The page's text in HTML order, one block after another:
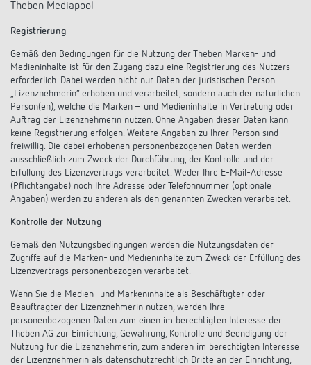
Theben Mediapool
Registrierung
Gemäß den Bedingungen für die Nutzung der Theben Marken- und
Medieninhalte ist für den Zugang dazu eine Registrierung des Nutzers
erforderlich. Dabei werden nicht nur Daten der juristischen Person
„Lizenznehmerin“ erhoben und verarbeitet, sondern auch der natürlichen
Person(en), welche die Marken – und Medieninhalte in Vertretung oder
Auftrag der Lizenznehmerin nutzen. Ohne Angaben dieser Daten kann
keine Registrierung erfolgen. Weitere Angaben zu Ihrer Person sind
freiwillig. Die dabei erhobenen personenbezogenen Daten werden
ausschließlich zum Zweck der Durchführung, der Kontrolle und der
Erfüllung des Lizenzvertrags verarbeitet. Weder Ihre E-Mail-Adresse
(Pflichtangabe) noch Ihre Adresse oder Telefonnummer (optionale
Angaben) werden zu anderen als den genannten Zwecken verarbeitet.
Kontrolle der Nutzung
Gemäß den Nutzungsbedingungen werden die Nutzungsdaten der
Zugriffe auf die Marken- und Medieninhalte zum Zweck der Erfüllung des
Lizenzvertrags personenbezogen verarbeitet.
Wenn Sie die Medien- und Markeninhalte als Beschäftigter oder
Beauftragter der Lizenznehmerin nutzen, werden Ihre
personenbezogenen Daten zum einen im berechtigten Interesse der
Theben AG zur Einrichtung, Gewährung, Kontrolle und Beendigung der
Nutzung für die Lizenznehmerin, zum anderen im berechtigten Interesse
der Lizenznehmerin als datenschutzrechtlich Dritte an der Einrichtung,